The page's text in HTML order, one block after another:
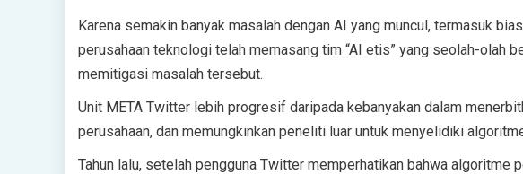
Karena semakin banyak masalah dengan AI yang muncul, termasuk
perusahaan teknologi telah memasang tim “AI etis” yang seolah-olah
memitigasi masalah tersebut.
Unit META Twitter lebih progresif daripada kebanyakan dalam
perusahaan, dan memungkinkan peneliti luar untuk menyelidiki
Tahun lalu, setelah pengguna Twitter memperhatikan bahwa algoritme